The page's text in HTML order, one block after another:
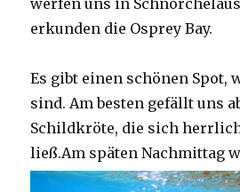
werfen uns in
erkunden die Osprey Bay.
Es gibt einen schönen Spot,
sind. Am besten gefällt uns
Schildkröte, die sich
ließ.Am späten Nachmittag